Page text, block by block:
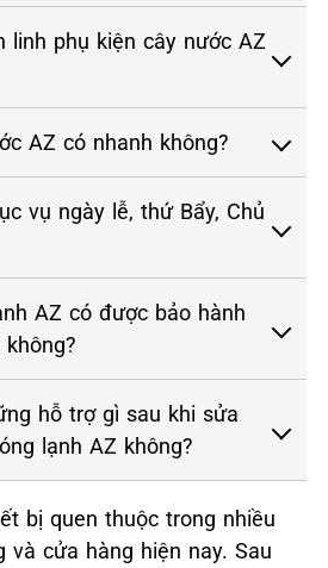
linh phụ kiện cây nước AZ
AZ có nhanh không?
vụ ngày lễ, thứ Bẩy, Chủ
AZ có được bảo hành
hỗ trợ gì sau khi sửa
lạnh AZ không?
bị quen thuộc trong nhiều
và cửa hàng hiện nay. Sau